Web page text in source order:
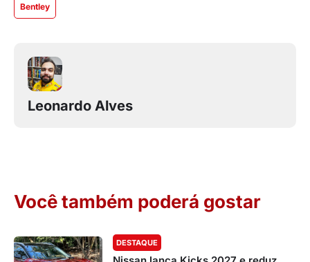
Bentley
Leonardo Alves
Você também poderá gostar
DESTAQUE